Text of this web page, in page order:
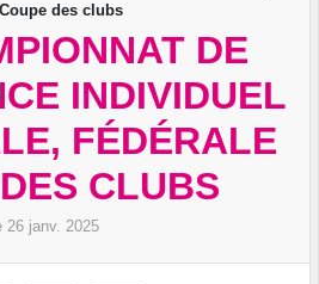
des clubs
DE
INDIVIDUEL
FÉDÉRALE
CLUBS
26 janv. 2025